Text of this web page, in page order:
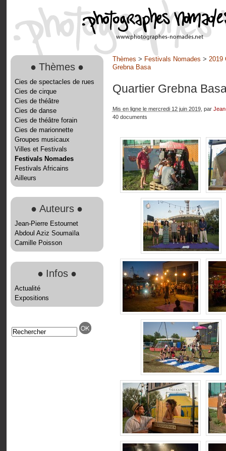
● Thèmes ●
Cies de spectacles de rues
Cies de cirque
Cies de théâtre
Cies de danse
Cies de théâtre forain
Cies de marionnette
Groupes musicaux
Villes et Festivals
Festivals Nomades
Festivals Africains
Ailleurs
● Auteurs ●
Jean-Pierre Estournet
Abdoul Aziz Soumaïla
Camille Poisson
● Infos ●
Actualité
Expositions
Thèmes > Festivals Nomades > 2019
Grebna Basa
Quartier Grebna
Mis en ligne le mercredi 12 juin 2019, par
40 documents